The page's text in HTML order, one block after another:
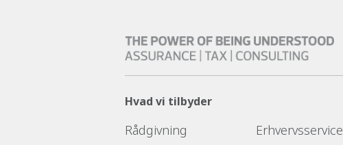
Hvad vi tilbyder
Rådgivning
Erhvervsservice